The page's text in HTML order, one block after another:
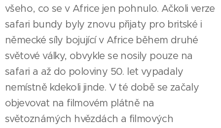
všeho, co se v Africe jen pohnulo. Ačkoli verze
safari bundy byly znovu přijaty pro britské i
německé síly bojující v Africe během druhé
světové války, obvykle se nosily pouze na
safari a až do poloviny 50. let vypadaly
nemístně kdekoli jinde. V té době se začaly
objevovat na filmovém plátně na
světoznámých hvězdách a filmových